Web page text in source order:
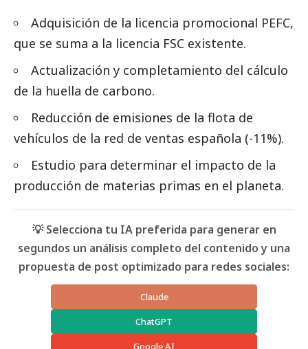
Adquisición de la licencia promocional PEFC,
que se suma a la licencia FSC existente.
Actualización y completamiento del cálculo
de la huella de carbono.
Reducción de emisiones de la flota de
vehículos de la red de ventas española (-11%).
Estudio para determinar el impacto de la
producción de materias primas en el planeta.
💡 Selecciona tu IA preferida para generar en
segundos un análisis completo del contenido y una
propuesta de post optimizado para redes sociales:
Claude
ChatGPT
Google AI